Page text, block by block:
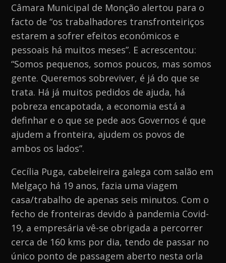
Câmara Municipal de Monção alertou para o
facto de “os trabalhadores transfronteiriços
estarem a sofrer efeitos económicos e
pessoais há muitos meses”. E acrescentou:
“Somos pequenos, somos poucos, mas somos
gente. Queremos sobreviver, é já do que se
trata. Há já muitos pedidos de ajuda, há
pobreza encapotada, a economia está a
definhar e o que se pede aos Governos é que
ajudem a fronteira, ajudem os povos de
ambos os lados”.
Cecília Puga, cabeleireira galega com salão em
Melgaço há 19 anos, fazia uma viagem
casa/trabalho de apenas seis minutos. Com o
fecho de fronteiras devido à pandemia Covid-
19, a empresária vê-se obrigada a percorrer
cerca de 160 kms por dia, tendo de passar no
único ponto de passagem aberto nesta orla